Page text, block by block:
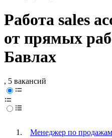
Работа sales
от прямых
Бавлах
, 5 вакансий
Менеджер по продажам